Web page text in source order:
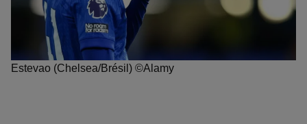
Estevao (Chelsea/Brésil) ©Alamy